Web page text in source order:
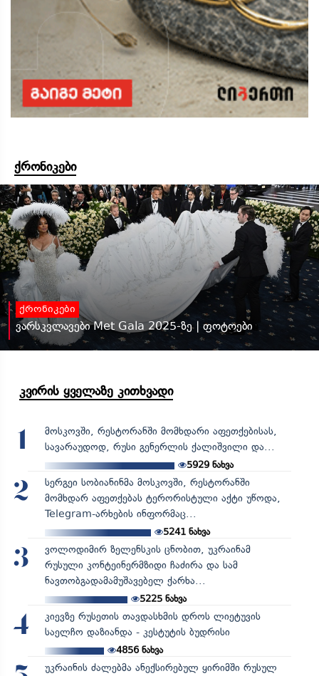
ქრონიკები
ქრონიკები
ვარსკვლავები Met Gala 2025-ზე | ფოტოები
კვირის ყველაზე კითხვადი
1
მოსკოვში, რესტორანში მომხდარი აფეთქებისას,
სავარაუდოდ, რუსი გენერლის ქალიშვილი და...
5929 ნახვა
2
სერგეი სობიანინმა მოსკოვში, რესტორანში
მომხდარ აფეთქებას ტერორისტული აქტი უწოდა,
Telegram-არხების ინფორმაც...
5241ნახვა
3
ვოლოდიმირ ზელენსკის ცნობით, უკრაინამ
რუსული კონტეინერმზიდი ჩაძირა და სამ
ნავთობგადამამუშავებელ ქარხა...
5225ნახვა
4
კიევზე რუსეთის თავდასხმის დროს ლიეტუვის
საელჩო დაზიანდა - კესტუტის ბუდრისი
4856ნახვა
უკრაინის ძალებმა ანექსირებულ ყირიმში რუსულ